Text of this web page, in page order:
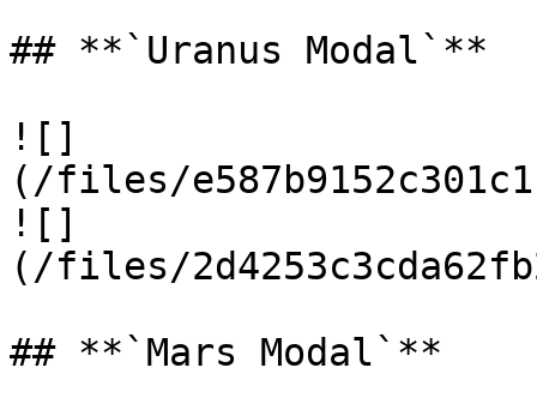
## **`Uranus Modal`**
![]
(/files/
![]
(/files/
## **`Mars Modal`**